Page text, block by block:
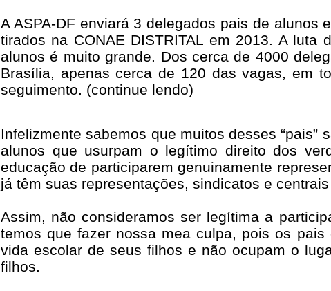
A ASPA-DF enviará 3 delegados pais de alunos
tirados na CONAE DISTRITAL em 2013. A
alunos é muito grande. Dos cerca de 4000
Brasília, apenas cerca de 120 das vagas, em
seguimento. (continue lendo)
Infelizmente sabemos que muitos desses
alunos que usurpam o legítimo direito dos
educação de participarem genuinamente
já têm suas representações, sindicatos e
Assim, não consideramos ser legítima a
temos que fazer nossa mea culpa, pois os
vida escolar de seus filhos e não ocupam o
filhos.